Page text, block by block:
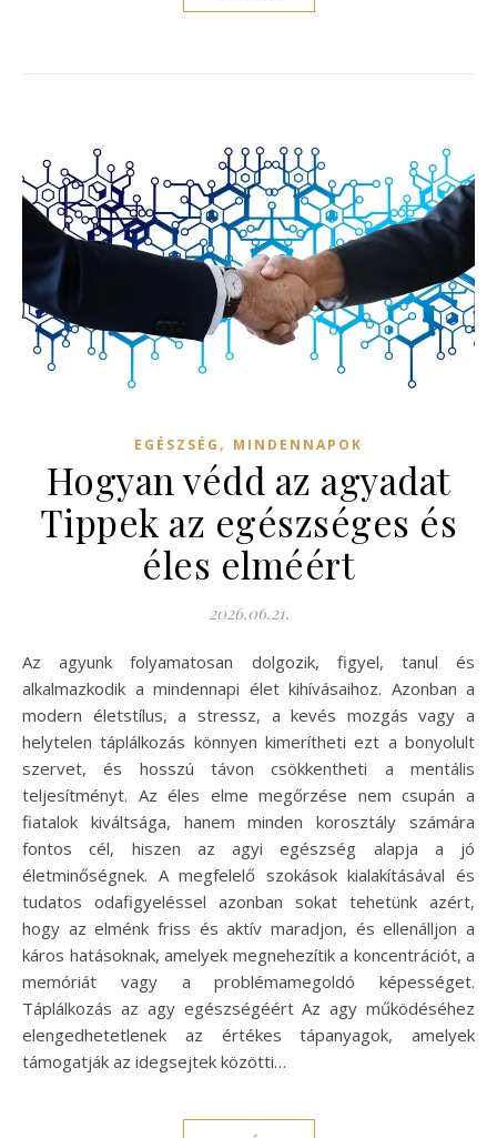
EGÉSZSÉG , MINDENNAPOK
Hogyan védd az agyadat
Tippek az egészséges és
éles elméért
2026.06.21.
Az agyunk folyamatosan dolgozik, figyel, tanul és
alkalmazkodik a mindennapi élet kihívásaihoz. Azonban a
modern életstílus, a stressz, a kevés mozgás vagy a
helytelen táplálkozás könnyen kimerítheti ezt a bonyolult
szervet, és hosszú távon csökkentheti a mentális
teljesítményt. Az éles elme megőrzése nem csupán a
fiatalok kiváltsága, hanem minden korosztály számára
fontos cél, hiszen az agyi egészség alapja a jó
életminőségnek. A megfelelő szokások kialakításával és
tudatos odafigyeléssel azonban sokat tehetünk azért,
hogy az elménk friss és aktív maradjon, és ellenálljon a
káros hatásoknak, amelyek megnehezítik a koncentrációt, a
memóriát vagy a problémamegoldó képességet.
Táplálkozás az agy egészségéért Az agy működéséhez
elengedhetetlenek az értékes tápanyagok, amelyek
támogatják az idegsejtek közötti…